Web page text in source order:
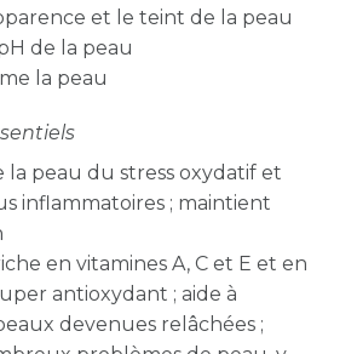
et le teint de la peau
de la peau
la peau
la peau du stress oxydatif et
inflammatoires ; maintient
en vitamines A, C et E et en
antioxydant ; aide à
devenues relâchées ;